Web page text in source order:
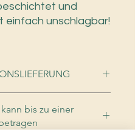
und
einfach unschlagbar!
überprüfen, da der
Lieferung abstimmt
bis zu einer